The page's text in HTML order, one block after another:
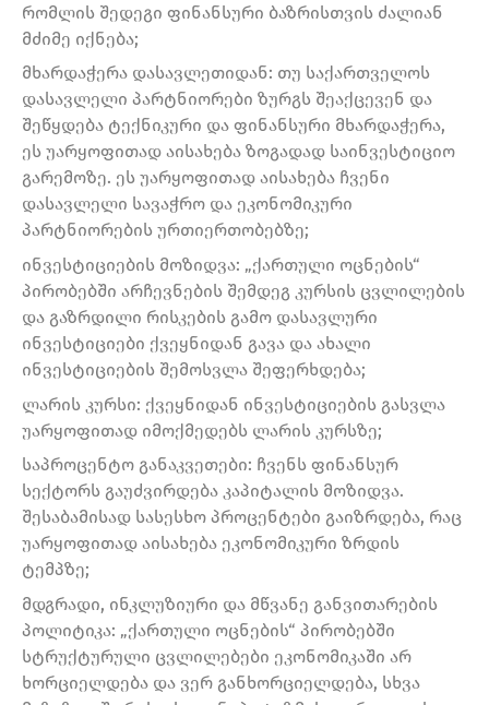
რომლის შედეგი ფინანსური ბაზრისთვის ძალიან
მძიმე იქნება;
მხარდაჭერა დასავლეთიდან: თუ საქართველოს
დასავლელი პარტნიორები ზურგს შეაქცევენ და
შეწყდება ტექნიკური და ფინანსური მხარდაჭერა,
ეს უარყოფითად აისახება ზოგადად საინვესტიციო
გარემოზე. ეს უარყოფითად აისახება ჩვენი
დასავლელი სავაჭრო და ეკონომიკური
პარტნიორების ურთიერთობებზე;
ინვესტიციების მოზიდვა: „ქართული ოცნების“
პირობებში არჩევნების შემდეგ კურსის ცვლილების
და გაზრდილი რისკების გამო დასავლური
ინვესტიციები ქვეყნიდან გავა და ახალი
ინვესტიციების შემოსვლა შეფერხდება;
ლარის კურსი: ქვეყნიდან ინვესტიციების გასვლა
უარყოფითად იმოქმედებს ლარის კურსზე;
საპროცენტო განაკვეთები: ჩვენს ფინანსურ
სექტორს გაუძვირდება კაპიტალის მოზიდვა.
შესაბამისად სასესხო პროცენტები გაიზრდება, რაც
უარყოფითად აისახება ეკონომიკური ზრდის
ტემპზე;
მდგრადი, ინკლუზიური და მწვანე განვითარების
პოლიტიკა: „ქართული ოცნების“ პირობებში
სტრუქტურული ცვლილებები ეკონომიკაში არ
ხორციელდება და ვერ განხორციელდება, სხვა